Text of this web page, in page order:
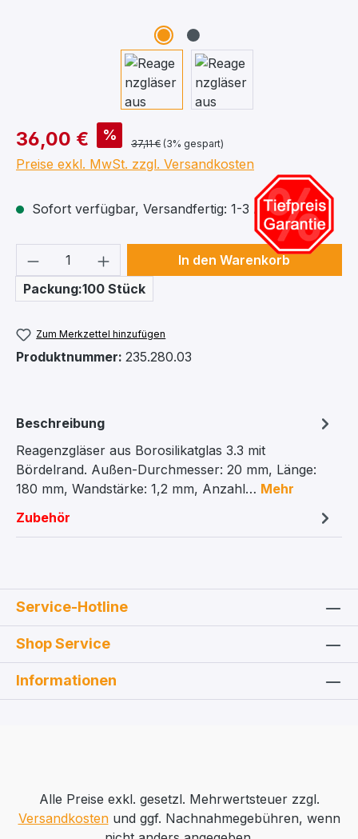
36,00 € %
37,11 € (3% gespart)
Preise exkl. MwSt. zzgl. Versandkosten
Sofort verfügbar, Versandfertig: 1-3 Arbeitstage
Produkt Anzahl: Gib den
Packung:100 Stück
In den Warenkorb
Zum Merkzettel hinzufügen
Produktnummer: 235.280.03
Beschreibung
Reagenzgläser aus Borosilikatglas 3.3 mit
Bördelrand. Außen-Durchmesser: 20 mm, Länge:
180 mm, Wandstärke: 1,2 mm, Anzahl… Mehr
Zubehör
Service-Hotline
Shop Service
Informationen
Alle Preise exkl. gesetzl. Mehrwertsteuer zzgl.
Versandkostenund ggf. Nachnahmegebühren, wenn